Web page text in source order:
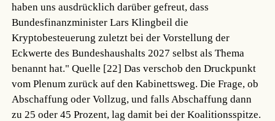
haben uns ausdrücklich darüber gefreut, dass
Bundesfinanzminister Lars Klingbeil die
Kryptobesteuerung zuletzt bei der Vorstellung der
Eckwerte des Bundeshaushalts 2027 selbst als Thema
benannt hat."Quelle [22] Das verschob den Druckpunkt
vom Plenum zurück auf den Kabinettsweg. Die Frage, ob
Abschaffung oder Vollzug, und falls Abschaffung dann
zu 25 oder 45 Prozent, lag damit bei der Koalitionsspitze.